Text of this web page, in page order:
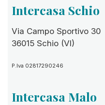
Intercasa Schio
Via Campo Sportivo 30
36015 Schio (VI)
P.Iva 02817290246
Intercasa Malo